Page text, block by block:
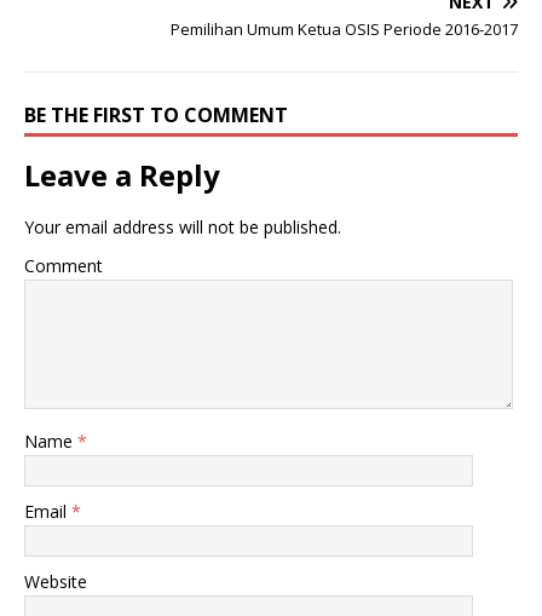
Pemilihan Umum Ketua OSIS Periode 2016-2017
BE THE FIRST TO COMMENT
Leave a Reply
Your email address will not be published.
Comment
Name *
Email *
Website